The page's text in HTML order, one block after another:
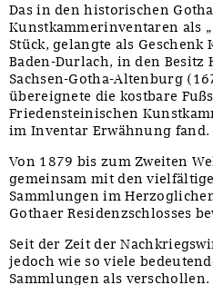
Das in den historischen
Kunstkammerinventaren als
Stück, gelangte als
Baden-Durlach, in den Besitz
Sachsen-Gotha-Altenburg
übereignete die kostbare
Friedensteinischen
im Inventar Erwähnung fand.
Von 1879 bis zum Zweiten
gemeinsam mit den
Sammlungen im
Gothaer Residenzschlosses
Seit der Zeit der
jedoch wie so viele
Sammlungen als verschollen.